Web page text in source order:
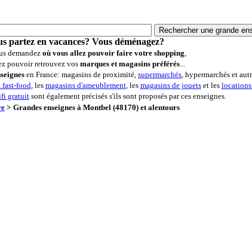
partez en vacances? Vous déménagez?
demandez où vous allez pouvoir faire votre shopping,
pouvoir retrouvez vosmarques et magasins préférés...
en France: magasins de proximité, supermarchés, hypermarchés et
fast-food, les magasins d'ameublement, les magasins de jouetset les
gratuit sont également précisés s'ils sont proposés par ces enseignes.
> Grandes enseignes à Montbel (48170) et alentours